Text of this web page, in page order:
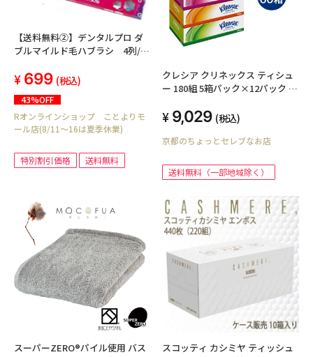
【送料無料②】デンタルプロ ダ
ブルマイルド毛ハブラシ 4列/ふ
699 (税込)
43%OFF
Rオンラインショップ ことよりモ
ール店(8/11～16は夏季休業)
特別割引価格 送料無料
クレシア クリネックス ティシュ
ー 180組 5箱パック×12パック テ
9,029 (税込)
京都のちょっとセレブなお店
送料無料（一部地域除く）
スーパーZERO®パイル使用 バス
スコッティ カシミヤ ティッシュ